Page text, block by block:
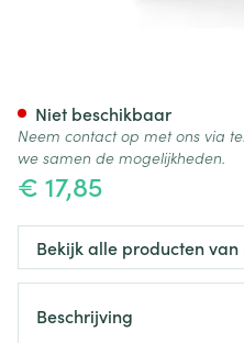
€ 17,85
Niet beschikbaar
Neem contact op met ons via
we samen de mogelijkheden.
Bekijk alle producten
Beschrijving